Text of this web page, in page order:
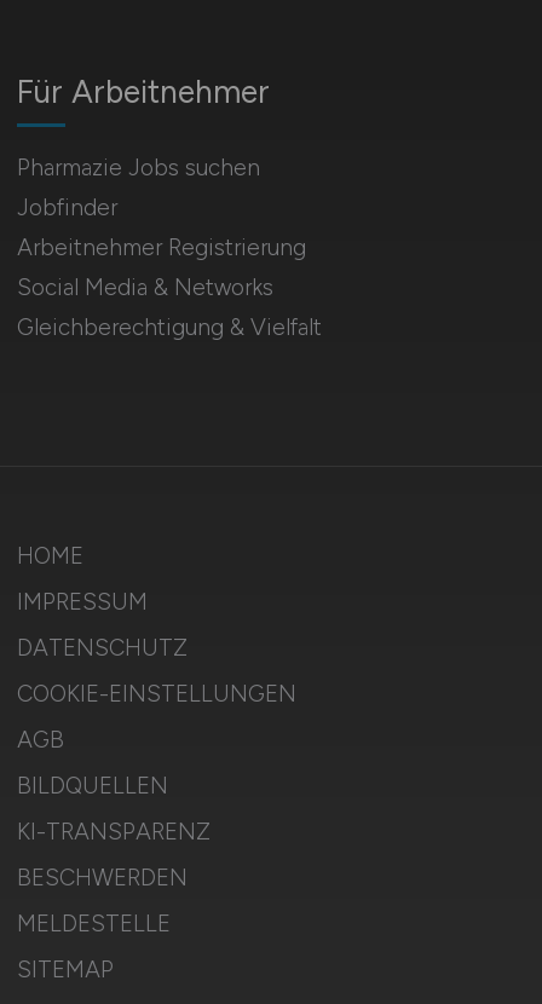
Für Arbeitnehmer
Pharmazie Jobs suchen
Jobfinder
Arbeitnehmer Registrierung
Social Media & Networks
Gleichberechtigung & Vielfalt
HOME
IMPRESSUM
DATENSCHUTZ
COOKIE-EINSTELLUNGEN
AGB
BILDQUELLEN
KI-TRANSPARENZ
BESCHWERDEN
MELDESTELLE
SITEMAP